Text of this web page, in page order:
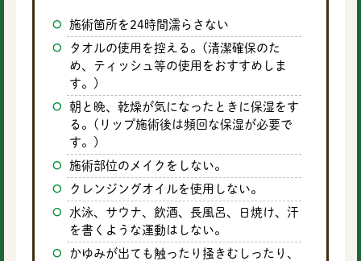
施術箇所を24時間濡らさない
タオルの使用を控える。(清潔確保のた
め、ティッシュ等の使用をおすすめしま
す。)
朝と晩、乾燥が気になったときに保湿をす
る。(リップ施術後は頻回な保湿が必要で
す。)
施術部位のメイクをしない。
クレンジングオイルを使用しない。
水泳、サウナ、飲酒、長風呂、日焼け、汗
を書くような運動はしない。
かゆみが出ても触ったり掻きむしったり、